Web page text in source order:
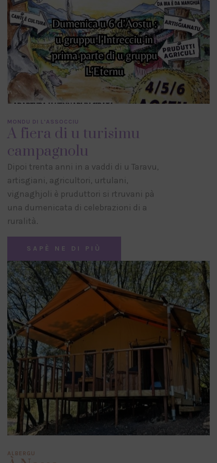
MONDU DI L'ASSOCCIU
A fiera di u turisimu
campagnolu
Dipoi trenta anni in a vaddi di u Taravu,
artisgiani, agricultori, urtulani,
vignaghjoli è pruduttori si rtruvani pà
una dumenicata di celebrazioni di a
ruralità.
SAPÈ NE DI PIÙ
ALBERGU